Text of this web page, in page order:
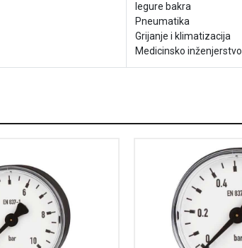
legure bakra
Pneumatika
Grijanje i klimatizacija
Medicinsko inženjerstvo